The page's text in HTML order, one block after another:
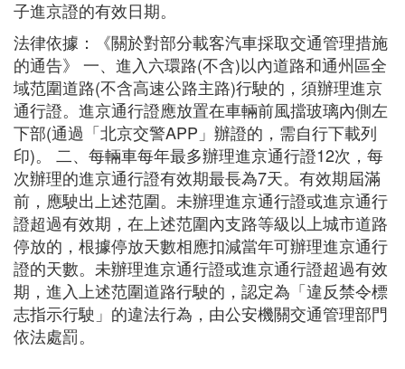
子進京證的有效日期。
法律依據：《關於對部分載客汽車採取交通管理措施
的通告》 一、進入六環路(不含)以內道路和通州區全
域范圍道路(不含高速公路主路)行駛的，須辦理進京
通行證。進京通行證應放置在車輛前風擋玻璃內側左
下部(通過「北京交警APP」辦證的，需自行下載列
印)。 二、每輛車每年最多辦理進京通行證12次，每
次辦理的進京通行證有效期最長為7天。有效期屆滿
前，應駛出上述范圍。未辦理進京通行證或進京通行
證超過有效期，在上述范圍內支路等級以上城市道路
停放的，根據停放天數相應扣減當年可辦理進京通行
證的天數。未辦理進京通行證或進京通行證超過有效
期，進入上述范圍道路行駛的，認定為「違反禁令標
志指示行駛」的違法行為，由公安機關交通管理部門
依法處罰。